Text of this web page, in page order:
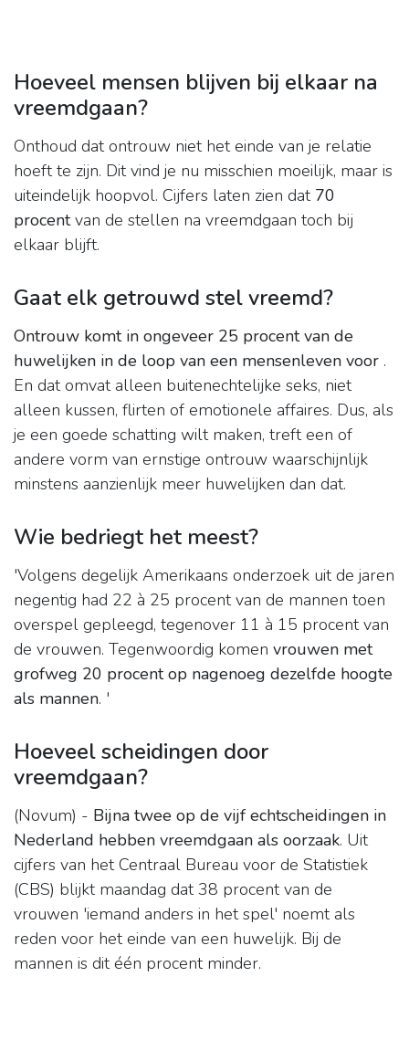
Hoeveel mensen blijven bij elkaar na
vreemdgaan?
Onthoud dat ontrouw niet het einde van je relatie
hoeft te zijn. Dit vind je nu misschien moeilijk, maar is
uiteindelijk hoopvol. Cijfers laten zien dat 70
procentvan de stellen na vreemdgaan toch bij
elkaar blijft.
Gaat elk getrouwd stel vreemd?
Ontrouw komt in ongeveer 25 procent van de
huwelijken in de loop van een mensenleven voor .
En dat omvat alleen buitenechtelijke seks, niet
alleen kussen, flirten of emotionele affaires. Dus, als
je een goede schatting wilt maken, treft een of
andere vorm van ernstige ontrouw waarschijnlijk
minstens aanzienlijk meer huwelijken dan dat.
Wie bedriegt het meest?
'Volgens degelijk Amerikaans onderzoek uit de jaren
negentig had 22 à 25 procent van de mannen toen
overspel gepleegd, tegenover 11 à 15 procent van
de vrouwen. Tegenwoordig komen vrouwen met
grofweg 20 procent op nagenoeg dezelfde hoogte
als mannen. '
Hoeveel scheidingen door
vreemdgaan?
(Novum) - Bijna twee op de vijf echtscheidingen in
Nederland hebben vreemdgaan als oorzaak. Uit
cijfers van het Centraal Bureau voor de Statistiek
(CBS) blijkt maandag dat 38 procent van de
vrouwen 'iemand anders in het spel' noemt als
reden voor het einde van een huwelijk. Bij de
mannen is dit één procent minder.